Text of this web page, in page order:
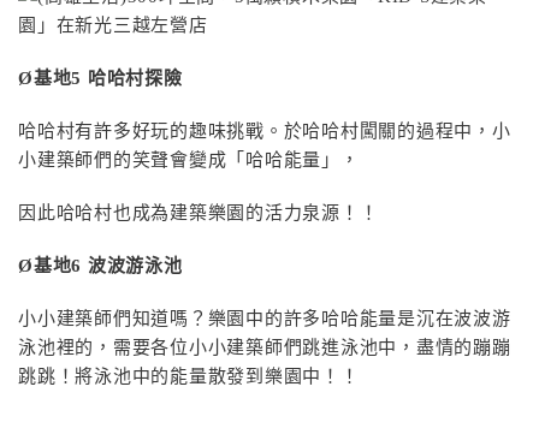
Ø基地5 哈哈村探險
哈哈村有許多好玩的趣味挑戰。於哈哈村闖關的過程中，小
小建築師們的笑聲會變成「哈哈能量」，
因此哈哈村也成為建築樂園的活力泉源！！
Ø基地6 波波游泳池
小小建築師們知道嗎？樂園中的許多哈哈能量是沉在波波游
泳池裡的，需要各位小小建築師們跳進泳池中，盡情的蹦蹦
跳跳！將泳池中的能量散發到樂園中！！